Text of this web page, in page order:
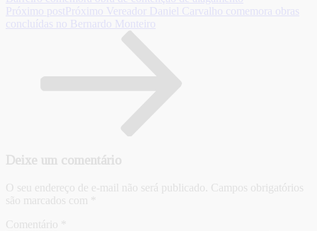
Próximo post Próximo Vereador Daniel Carvalho comemora obras
concluídas no Bernardo Monteiro
Deixe um comentário
O seu endereço de e-mail não será publicado. Campos obrigatórios
são marcados com
Comentário